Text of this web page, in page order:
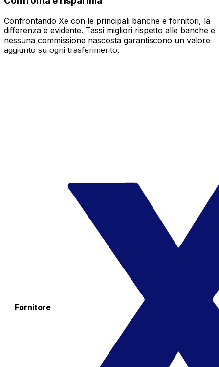
Confrontando Xe con le principali banche e fornitori, la
differenza è evidente. Tassi migliori rispetto alle banche e
nessuna commissione nascosta garantiscono un valore
aggiunto su ogni trasferimento.
Fornitore